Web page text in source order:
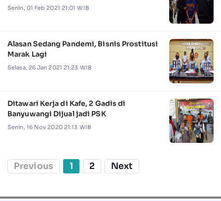
Senin, 01 Feb 2021 21:01 WIB
Alasan Sedang Pandemi, Bisnis Prostitusi
Marak Lagi
Selasa, 26 Jan 2021 21:23 WIB
Ditawari Kerja di Kafe, 2 Gadis di
Banyuwangi Dijual jadi PSK
Senin, 16 Nov 2020 21:13 WIB
Previous 1 2 Next